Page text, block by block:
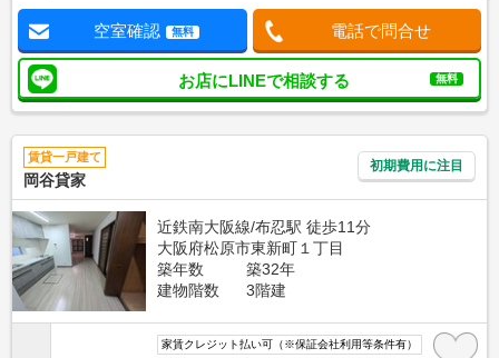
空室確認 無料 電話で問合せ
お店にLINEで相談する 無料
賃貸一戸建て
岡谷貸家
初期費用に注目
近鉄南大阪線/布忍駅 徒歩11分
大阪府松原市東新町１丁目
築年数
築32年
建物階数
3階建
家賃クレジット払い可（※保証会社利用等条件有）